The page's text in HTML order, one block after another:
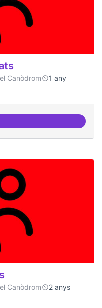
Canòdrom
1 any
consolidats
Canòdrom
2 anys